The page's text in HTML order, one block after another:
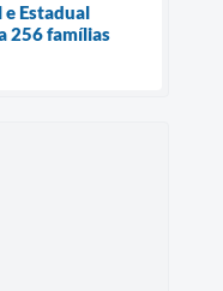
e Estadual
256 famílias